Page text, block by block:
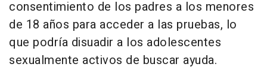
consentimiento de los padres a los menores
de 18 años para acceder a las pruebas, lo
que podría disuadir a los adolescentes
sexualmente activos de buscar ayuda.